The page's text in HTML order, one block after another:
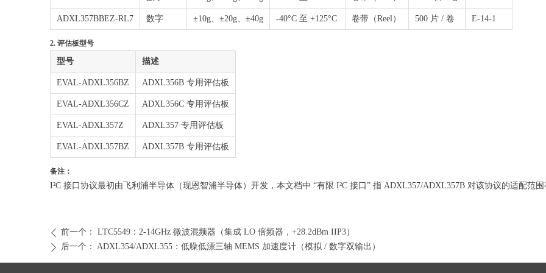
ADXL357BBEZ-RL7 数字 ±10g、±20g、±40g -40°C 至 +125°C 卷带（Reel） 500 片 / 卷 E-14-1
2. 评估板型号
型号 描述
EVAL-ADXL356BZ ADXL356B 专用评估板
EVAL-ADXL356CZ ADXL356C 专用评估板
EVAL-ADXL357Z ADXL357 专用评估板
EVAL-ADXL357BZ ADXL357B 专用评估板
备注：
I²C 接口协议最初由飞利浦半导体（现恩智浦半导体）开发，本文档中 “有限 I²C 接口” 指 ADXL357/ADXL357B 对该协议的适配范围
ꄴ 前一个： LTC5549：2-14GHz 微波混频器（集成 LO 倍频器，+28.2dBm IIP3）
ꄲ 后一个： ADXL354/ADXL355：低噪低漂三轴 MEMS 加速度计（模拟 / 数字双输出）